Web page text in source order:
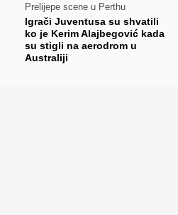
Prelijepe scene u Perthu
Igrači Juventusa su shvatili
ko je Kerim Alajbegović kada
su stigli na aerodrom u
Australiji